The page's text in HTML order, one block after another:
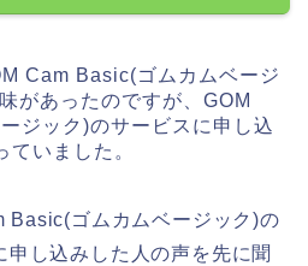
Cam Basic(ゴムカムベージ
があったのですが、GOM
ジック)のサービスに申し込
いました。
Basic(ゴムカムベージック)の
し込みした人の声を先に聞